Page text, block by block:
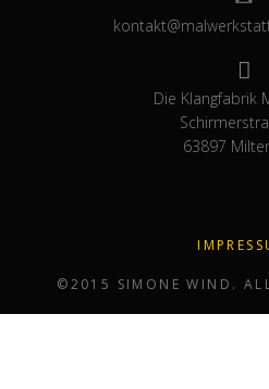
Die Klangfabrik
63897
©2015 SIMONE WIND. ALL